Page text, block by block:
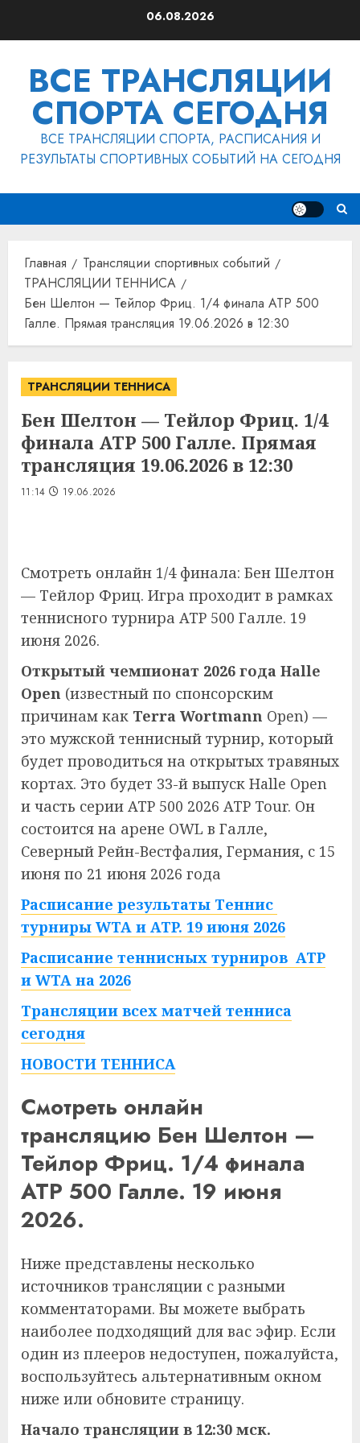
06.08.2026
ВСЕ ТРАНСЛЯЦИИ
СПОРТА СЕГОДНЯ
ВСЕ ТРАНСЛЯЦИИ СПОРТА, РАСПИСАНИЯ И
РЕЗУЛЬТАТЫ СПОРТИВНЫХ СОБЫТИЙ НА СЕГОДНЯ
Главная
Трансляции спортивных событий
ТРАНСЛЯЦИИ ТЕННИСА
Бен Шелтон — Тейлор Фриц. 1/4 финала ATP 500
Галле. Прямая трансляция 19.06.2026 в 12:30
ТРАНСЛЯЦИИ ТЕННИСА
Бен Шелтон — Тейлор Фриц. 1/4
финала ATP 500 Галле. Прямая
трансляция 19.06.2026 в 12:30
11:14 19.06.2026
Смотреть онлайн 1/4 финала: Бен Шелтон
— Тейлор Фриц. Игра проходит в рамках
теннисного турнира ATP 500 Галле. 19
июня 2026.
Открытый чемпионат 2026 года Halle
Open (известный по спонсорским
причинам как Terra Wortmann Open) —
это мужской теннисный турнир, который
будет проводиться на открытых травяных
кортах. Это будет 33-й выпуск Halle Open
и часть серии ATP 500 2026 ATP Tour. Он
состоится на арене OWL в Галле,
Северный Рейн-Вестфалия, Германия, с 15
июня по 21 июня 2026 года
Расписание результаты Теннис
турниры WTA и ATP. 19 июня 2026
Расписание теннисных турниров ATP
и WTA на 2026
Трансляции всех матчей тенниса
сегодня
НОВОСТИ ТЕННИСА
Смотреть онлайн
трансляцию Бен Шелтон —
Тейлор Фриц. 1/4 финала
ATP 500 Галле. 19 июня
2026.
Ниже представлены несколько
источников трансляции с разными
комментаторами. Вы можете выбрать
наиболее подходящий для вас эфир. Если
один из плееров недоступен, пожалуйста,
воспользуйтесь альтернативным окном
ниже или обновите страницу.
Начало трансляции в 12:30 мск.